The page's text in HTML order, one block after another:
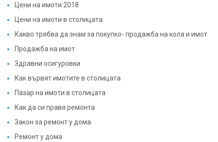
Цени на имоти 2018
Цени на имоти в столицата
Какво трябва да знам за покупко- продажба на кола и имот
Продажба на имот
Здравни осигуровки
Как вървят имотите в столицата
Пазар на имоти в столицата
Как да си правя ремонта
Закон за ремонт у дома
Ремонт у дома